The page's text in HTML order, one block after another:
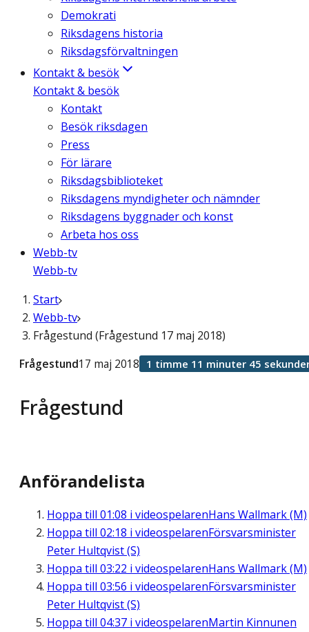
Demokrati
Riksdagens historia
Riksdagsförvaltningen
Kontakt & besök
Kontakt & besök
Kontakt
Besök riksdagen
Press
För lärare
Riksdagsbiblioteket
Riksdagens myndigheter och nämnder
Riksdagens byggnader och konst
Arbeta hos oss
Webb-tv
Webb-tv
Start
Webb-tv
Frågestund (Frågestund 17 maj 2018)
Frågestund
Frågestund17 maj 2018 1 timme 11 minuter 45
Anförandelista
Hoppa till 01:08 i videospelarenHans Wallmark (M)
Hoppa till 02:18 i videospelarenFörsvarsminister
Peter Hultqvist (S)
Hoppa till 03:22 i videospelarenHans Wallmark (M)
Hoppa till 03:56 i videospelarenFörsvarsminister
Peter Hultqvist (S)
Hoppa till 04:37 i videospelarenMartin Kinnunen